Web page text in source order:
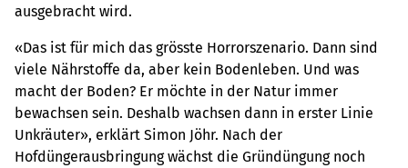
ausgebracht wird.
«Das ist für mich das grösste Horrorszenario. Dann sind
viele Nährstoffe da, aber kein Bodenleben. Und was
macht der Boden? Er möchte in der Natur immer
bewachsen sein. Deshalb wachsen dann in erster Linie
Unkräuter», erklärt Simon Jöhr. Nach der
Hofdüngerausbringung wächst die Gründüngung noch